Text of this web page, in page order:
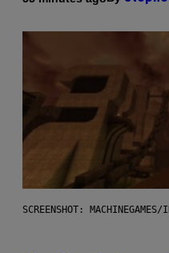
SCREENSHOT: MACHINEGAMES/